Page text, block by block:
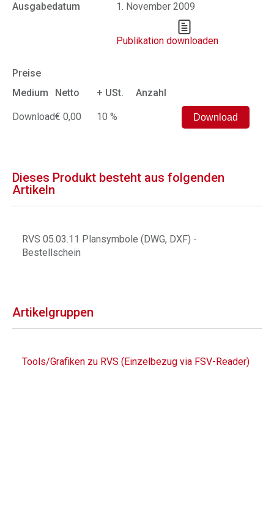
Ausgabedatum
1. November 2009
Publikation downloaden
Preise
Medium
Netto + USt. Anzahl
Download€ 0,00 10 %
Dieses Produkt besteht aus folgenden
Artikeln
RVS 05.03.11 Plansymbole (DWG, DXF) -
Bestellschein
Artikelgruppen
Tools/Grafiken zu RVS (Einzelbezug via FSV-Reader)